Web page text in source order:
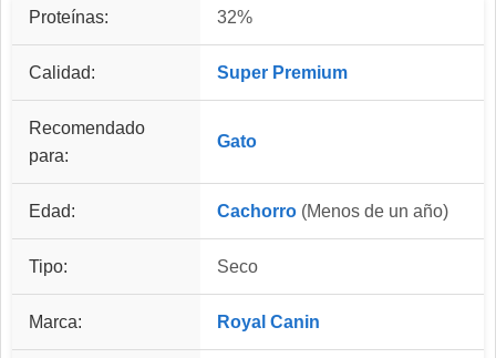
Proteínas: 32%
Calidad: Super Premium
Recomendado
para:
Gato
Edad: Cachorro (Menos de un año)
Tipo: Seco
Marca: Royal Canin